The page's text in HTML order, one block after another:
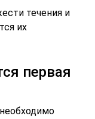
течения и
их
первая